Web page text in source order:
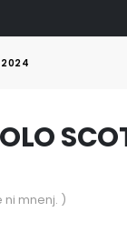
2024
ni mnenj. )